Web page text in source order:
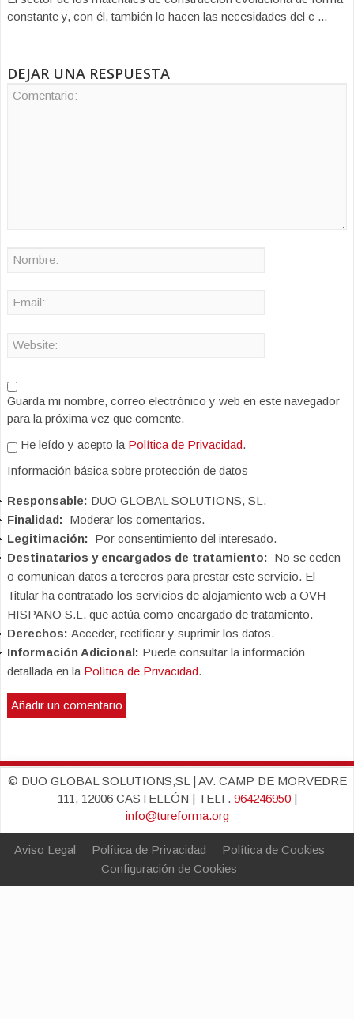
constante y, con él, también lo hacen las necesidades del c ...
DEJAR UNA RESPUESTA
Guarda mi nombre, correo electrónico y web en este navegador
para la próxima vez que comente.
He leído y acepto la Política de Privacidad.
Información básica sobre protección de datos
Responsable: DUO GLOBAL SOLUTIONS, SL.
Finalidad: Moderar los comentarios.
Legitimación: Por consentimiento del interesado.
Destinatarios y encargados de tratamiento: No se ceden
o comunican datos a terceros para prestar este servicio. El
Titular ha contratado los servicios de alojamiento web a OVH
HISPANO S.L. que actúa como encargado de tratamiento.
Derechos: Acceder, rectificar y suprimir los datos.
Información Adicional: Puede consultar la información
detallada en la Política de Privacidad.
© DUO GLOBAL SOLUTIONS,SL | AV. CAMP DE MORVEDRE
111, 12006 CASTELLÓN | TELF. 964246950|
info@tureforma.org
Aviso Legal Política de Privacidad
Política de Cookies
Configuración de Cookies